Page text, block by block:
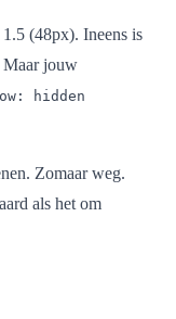
(48px). Ineens is
Maar jouw
hidden
Zomaar weg.
als het om